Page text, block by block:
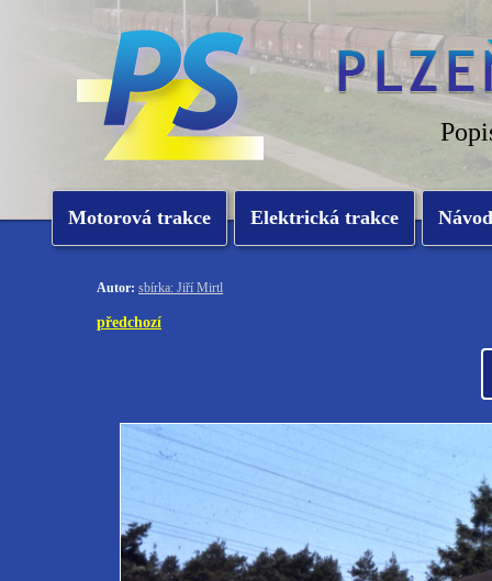
Motorová trakce Elektrická trakce
Autor: sbírka: Jiří Mirtl
předchozí